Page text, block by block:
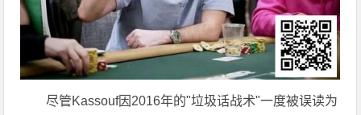
尽管Kassouf因2016年的"垃圾话战术"一度被误读为